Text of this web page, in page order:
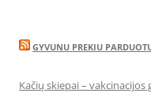
GYVUNU PREKIU
Kačių skiepai – vakcinacijos